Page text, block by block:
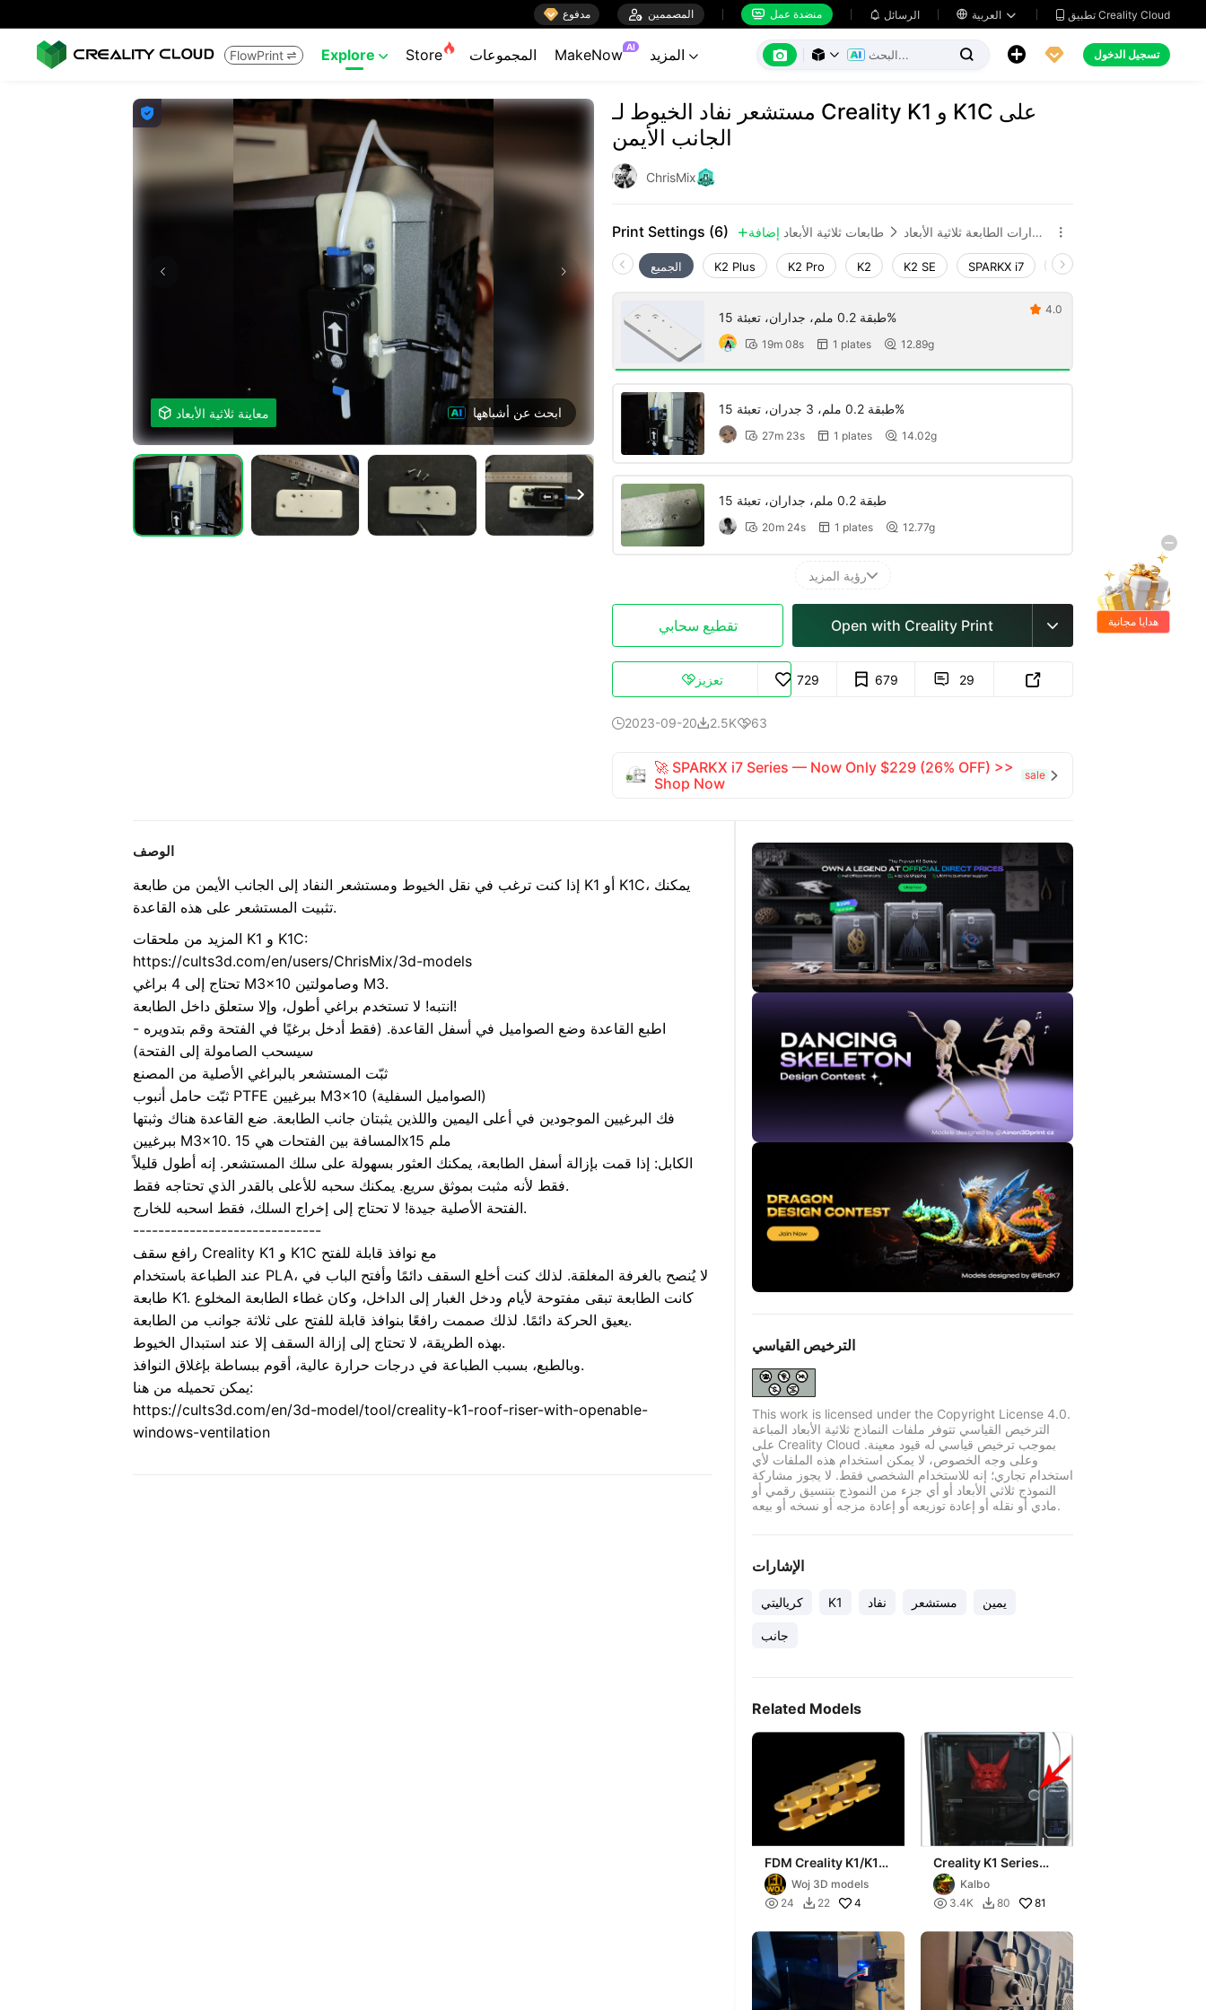
 مدفوع  المصممين  منضدة عمل  الرسائل    تطبيق Creality Cloud
FlowPrint  Explore  Store المجموعات MakeNow AI
       تسجيل الدخول

 معاينة ثلاثية الأبعاد ابحث عن أشباهها

مستشعر نفاد الخيوط لـ Creality K1 و K1C على
الجانب الأيمن
ChrisMix
Print Settings (6)  إضافة طابعات ثلاثية الأبعاد  إكسسوارات الطابعة ثلاثية الأبعاد 
الجميع K2 Plus K2 Pro K2 K2 SE SPARKX i7 Creality Hi
طبقة 0.2 ملم، جداران، تعبئة 15%
 19m 08s  1 plates  12.89g
 4.0
طبقة 0.2 ملم، 3 جدران، تعبئة 15%
 27m 23s  1 plates  14.02g
طبقة 0.2 ملم، جداران، تعبئة 15
 20m 24s  1 plates  12.77g
رؤية المزيد
تقطيع سحابي Open with Creality Print 
تعزيز 729 679  29 
2023-09-202.5K63
🚀 SPARKX i7 Series — Now Only $229 (26% OFF) >>
Shop Now
sale 
الوصف
إذا كنت ترغب في نقل الخيوط ومستشعر النفاد إلى الجانب الأيمن من طابعة K1 أو K1C، يمكنك
تثبيت المستشعر على هذه القاعدة.
المزيد من ملحقات K1 و K1C:
https://cults3d.com/en/users/ChrisMix/3d-models
تحتاج إلى 4 براغي M3x10 وصامولتين M3.
انتبه! لا تستخدم براغي أطول، وإلا ستعلق داخل الطابعة!
اطبع القاعدة وضع الصواميل في أسفل القاعدة. (فقط أدخل برغيًا في الفتحة وقم بتدويره -
سيسحب الصامولة إلى الفتحة)
ثبّت المستشعر بالبراغي الأصلية من المصنع
ثبّت حامل أنبوب PTFE ببرغيين M3x10 (الصواميل السفلية)
فك البرغيين الموجودين في أعلى اليمين واللذين يثبتان جانب الطابعة. ضع القاعدة هناك وثبتها
ببرغيين M3x10. المسافة بين الفتحات هي 15x15 ملم
الكابل: إذا قمت بإزالة أسفل الطابعة، يمكنك العثور بسهولة على سلك المستشعر. إنه أطول قليلاً
فقط لأنه مثبت بموثق سريع. يمكنك سحبه للأعلى بالقدر الذي تحتاجه فقط.
الفتحة الأصلية جيدة! لا تحتاج إلى إخراج السلك، فقط اسحبه للخارج.
------------------------------
رافع سقف Creality K1 و K1C مع نوافذ قابلة للفتح
عند الطباعة باستخدام PLA، لا يُنصح بالغرفة المغلقة. لذلك كنت أخلع السقف دائمًا وأفتح الباب في
طابعة K1. كانت الطابعة تبقى مفتوحة لأيام ودخل الغبار إلى الداخل، وكان غطاء الطابعة المخلوع
يعيق الحركة دائمًا. لذلك صممت رافعًا بنوافذ قابلة للفتح على ثلاثة جوانب من الطابعة.
بهذه الطريقة، لا تحتاج إلى إزالة السقف إلا عند استبدال الخيوط.
وبالطبع، بسبب الطباعة في درجات حرارة عالية، أقوم ببساطة بإغلاق النوافذ.
يمكن تحميله من هنا:
https://cults3d.com/en/3d-model/tool/creality-k1-roof-riser-with-openable-
windows-ventilation
الترخيص القياسي
This work is licensed under the Copyright License 4.0.
الترخيص القياسي تتوفر ملفات النماذج ثلاثية الأبعاد المباعة
على Creality Cloud بموجب ترخيص قياسي له قيود معينة.
وعلى وجه الخصوص، لا يمكن استخدام هذه الملفات لأي
استخدام تجاري؛ إنه للاستخدام الشخصي فقط. لا يجوز مشاركة
النموذج ثلاثي الأبعاد أو أي جزء من النموذج بتنسيق رقمي أو
مادي أو نقله أو إعادة توزيعه أو إعادة مزجه أو نسخه أو بيعه.
الإشارات
كرياليتي K1 نفاد مستشعر يمين
جانب
Related Models
FDM Creality K1/K1
Max/K1C printer
cable guide
Woj 3D models
 24  22 4
Creality K1 Series
Replacement
Handles
Kalbo
 3.4K  80 81
هدايا مجانية